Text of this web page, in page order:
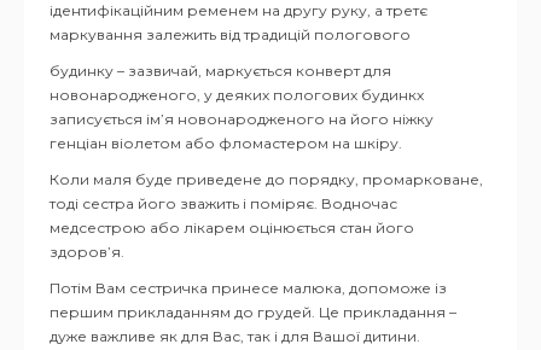
ідентифікаційним ременем на другу руку, а третє
маркування залежить від традицій пологового
будинку – зазвичай, маркується конверт для
новонародженого, у деяких пологових будинкх
записується ім’я новонародженого на його ніжку
генціан віолетом або фломастером на шкіру.
Коли маля буде приведене до порядку, промарковане,
тоді сестра його зважить і поміряє. Водночас
медсестрою або лікарем оцінюється стан його
здоров’я.
Потім Вам сестричка принесе малюка, допоможе із
першим прикладанням до грудей. Це прикладання –
дуже важливе як для Вас, так і для Вашої дитини.